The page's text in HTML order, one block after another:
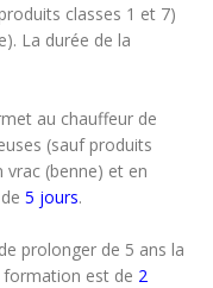
classes 1 et 7)
La durée de la
au chauffeur de
(sauf produits
(benne) et en
de5 jours.
prolonger de 5 ans la
formation est de 2